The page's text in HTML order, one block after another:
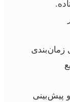
زمان‌بندی
پیش‌بینی